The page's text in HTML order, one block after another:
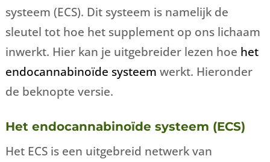
systeem (ECS). Dit systeem is namelijk de
sleutel tot hoe het supplement op ons lichaam
inwerkt. Hier kan je uitgebreider lezen hoe het
endocannabinoïde systeem werkt. Hieronder
de beknopte versie.
Het endocannabinoïde systeem (ECS)
Het ECS is een uitgebreid netwerk van